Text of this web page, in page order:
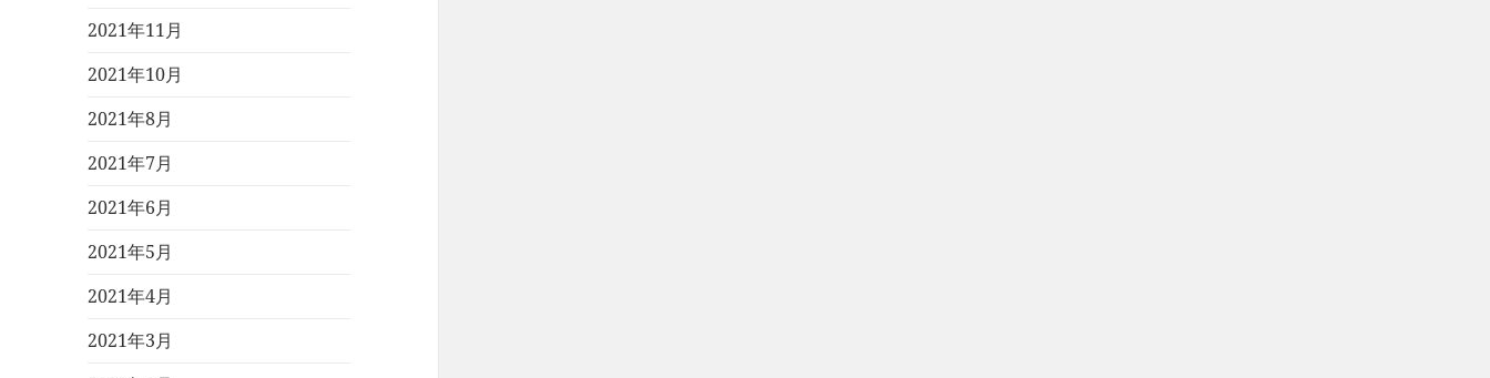
2021年11月
2021年10月
2021年8月
2021年7月
2021年6月
2021年5月
2021年4月
2021年3月